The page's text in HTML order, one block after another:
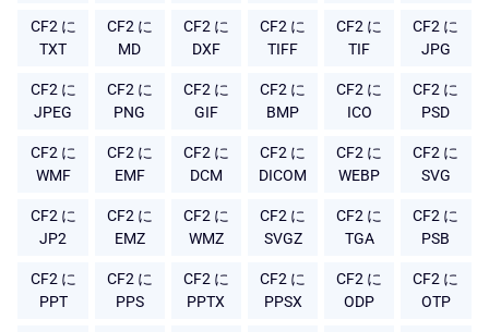
CF2 に
TXT
CF2 に
MD
CF2 に
DXF
CF2 に
TIFF
CF2 に
TIF
CF2 に
JPG
CF2 に
JPEG
CF2 に
PNG
CF2 に
GIF
CF2 に
BMP
CF2 に
ICO
CF2 に
PSD
CF2 に
WMF
CF2 に
EMF
CF2 に
DCM
CF2 に
DICOM
CF2 に
WEBP
CF2 に
SVG
CF2 に
JP2
CF2 に
EMZ
CF2 に
WMZ
CF2 に
SVGZ
CF2 に
TGA
CF2 に
PSB
CF2 に
PPT
CF2 に
PPS
CF2 に
PPTX
CF2 に
PPSX
CF2 に
ODP
CF2 に
OTP